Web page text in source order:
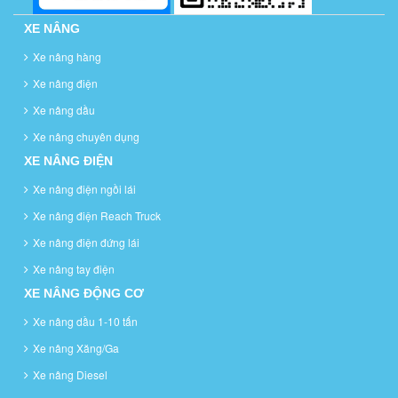
XE NÂNG
Xe nâng hàng
Xe nâng điện
Xe nâng dầu
Xe nâng chuyên dụng
XE NÂNG ĐIỆN
Xe nâng điện ngồi lái
Xe nâng điện Reach Truck
Xe nâng điện đứng lái
Xe nâng tay điện
XE NÂNG ĐỘNG CƠ
Xe nâng dầu 1-10 tấn
Xe nâng Xăng/Ga
Xe nâng Diesel